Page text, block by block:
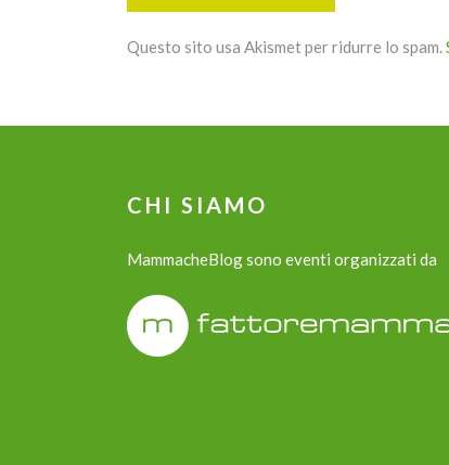
Questo sito usa Akismet per ridurre lo spam.
CHI SIAMO
MammacheBlog sono eventi organizzati da